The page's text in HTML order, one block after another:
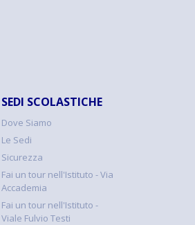
SEDI SCOLASTICHE
Dove Siamo
Le Sedi
Sicurezza
Fai un tour nell'Istituto - Via
Accademia
Fai un tour nell'Istituto -
Viale Fulvio Testi